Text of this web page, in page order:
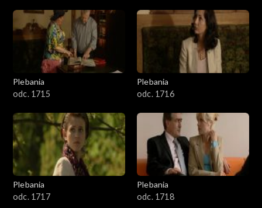
Plebania
odc. 1715
Plebania
odc. 1716
Plebania
odc. 1717
Plebania
odc. 1718